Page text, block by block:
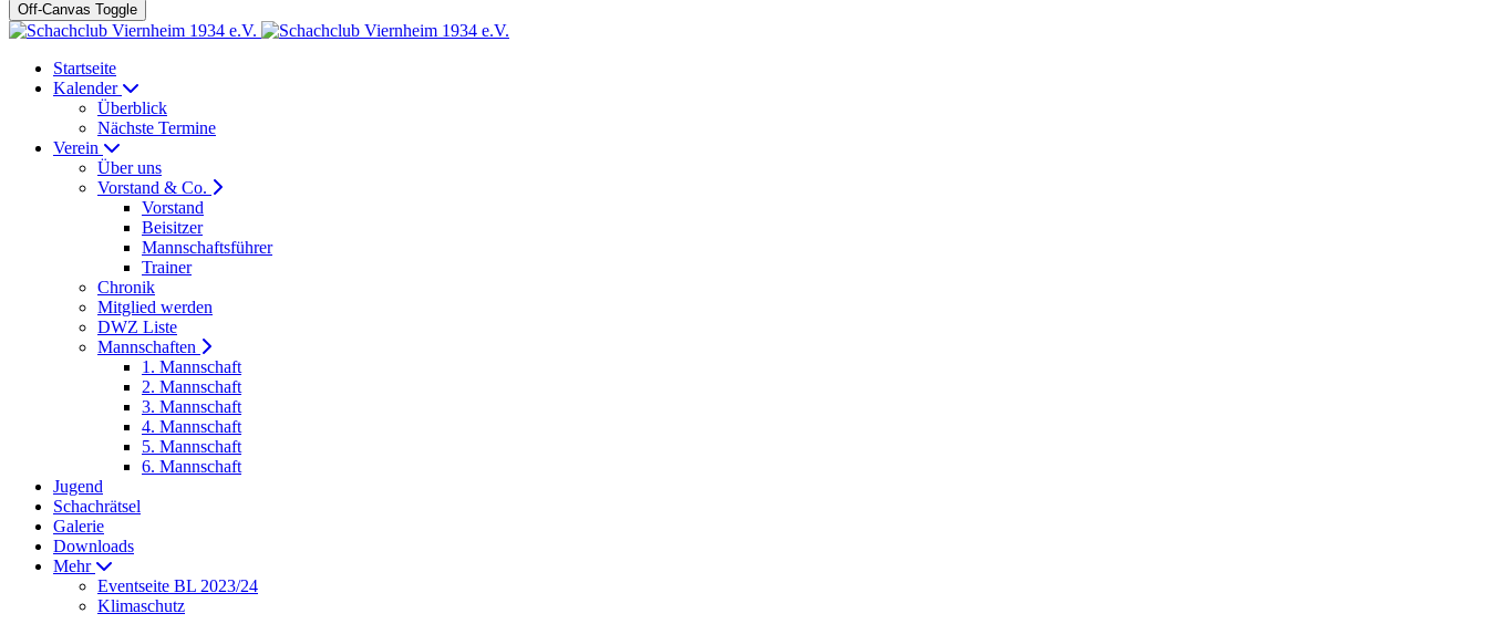
Off-Canvas Toggle
Startseite
Kalender
Überblick
Nächste Termine
Verein
Über uns
Vorstand & Co.
Vorstand
Beisitzer
Mannschaftsführer
Trainer
Chronik
Mitglied werden
DWZ Liste
Mannschaften
1. Mannschaft
2. Mannschaft
3. Mannschaft
4. Mannschaft
5. Mannschaft
6. Mannschaft
Jugend
Schachrätsel
Galerie
Downloads
Mehr
Eventseite BL 2023/24
Klimaschutz